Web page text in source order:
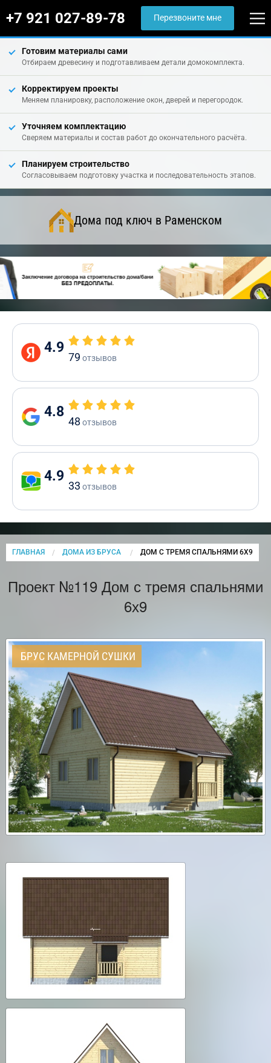
+7 921 027-89-78 Перезвоните мне
Готовим материалы сами
Отбираем древесину и подготавливаем детали домокомплекта.
Корректируем проекты
Меняем планировку, расположение окон, дверей и перегородок.
Уточняем комплектацию
Сверяем материалы и состав работ до окончательного расчёта.
Планируем строительство
Согласовываем подготовку участка и последовательность этапов.
Дома под ключ в Раменском
4.9
79 отзывов
4.8
48 отзывов
4.9
33 отзывов
ГЛАВНАЯ ДОМА ИЗ БРУСА CURRENT:
ДОМ С ТРЕМЯ СПАЛЬНЯМИ 6Х9
Проект №119 Дом с тремя спальнями
6х9
БРУС КАМЕРНОЙ СУШКИ